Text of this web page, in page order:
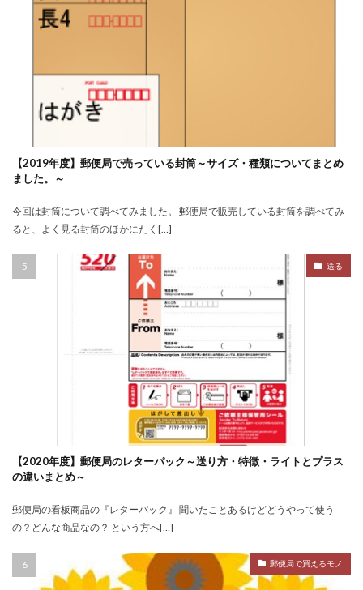
【2019年度】郵便局で売っている封筒～サイズ・種類についてまとめ
ました。～
今回は封筒について調べてみました。 郵便局で販売している封筒を調べてみ
ると、よく見る封筒のほかにたく[…]
送る
【2020年度】郵便局のレターパック～送り方・特徴・ライトとプラス
の違いまとめ～
郵便局の看板商品の『レターパック』 聞いたことあるけどどうやって使う
の？どんな商品なの？ という方へ[…]
郵便局で買えるモノ